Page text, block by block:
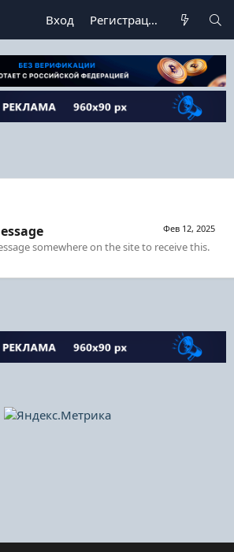
Вход Регистрация
Фев 12, 2025
somewhere on the site to receive this.